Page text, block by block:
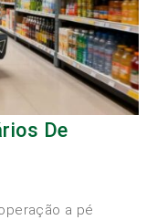
De
a pé